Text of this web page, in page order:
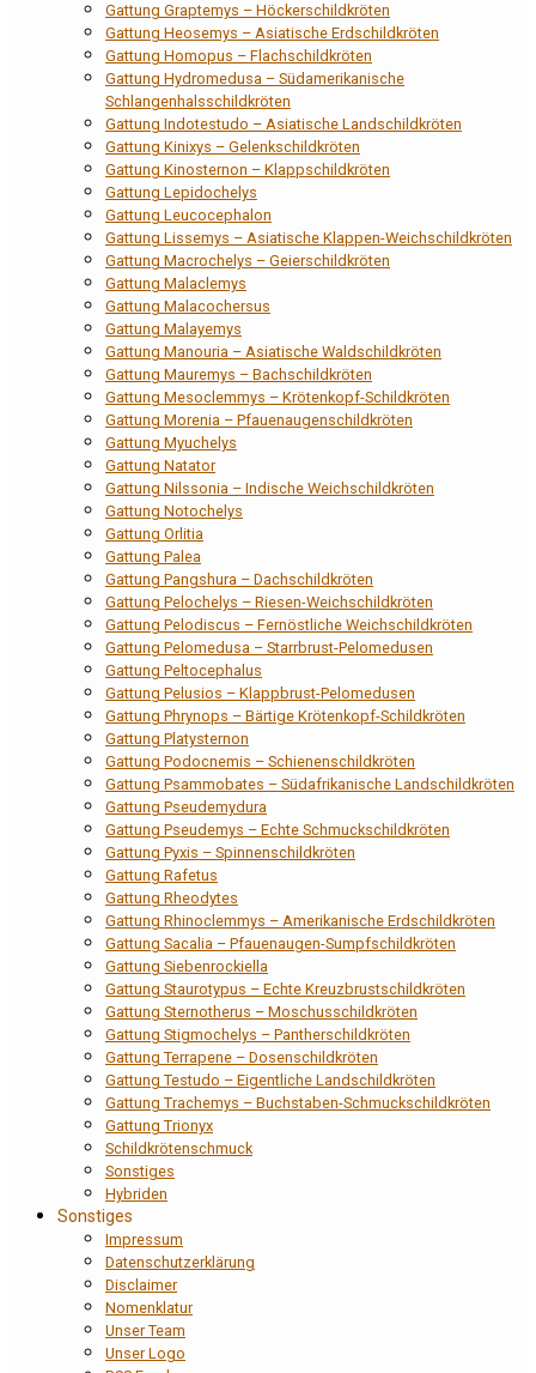
Gattung Graptemys – Höckerschildkröten
Gattung Heosemys – Asiatische Erdschildkröten
Gattung Homopus – Flachschildkröten
Gattung Hydromedusa – Südamerikanische
Schlangenhalsschildkröten
Gattung Indotestudo – Asiatische Landschildkröten
Gattung Kinixys – Gelenkschildkröten
Gattung Kinosternon – Klappschildkröten
Gattung Lepidochelys
Gattung Leucocephalon
Gattung Lissemys – Asiatische Klappen-Weichschildkröten
Gattung Macrochelys – Geierschildkröten
Gattung Malaclemys
Gattung Malacochersus
Gattung Malayemys
Gattung Manouria – Asiatische Waldschildkröten
Gattung Mauremys – Bachschildkröten
Gattung Mesoclemmys – Krötenkopf-Schildkröten
Gattung Morenia – Pfauenaugenschildkröten
Gattung Myuchelys
Gattung Natator
Gattung Nilssonia – Indische Weichschildkröten
Gattung Notochelys
Gattung Orlitia
Gattung Palea
Gattung Pangshura – Dachschildkröten
Gattung Pelochelys – Riesen-Weichschildkröten
Gattung Pelodiscus – Fernöstliche Weichschildkröten
Gattung Pelomedusa – Starrbrust-Pelomedusen
Gattung Peltocephalus
Gattung Pelusios – Klappbrust-Pelomedusen
Gattung Phrynops – Bärtige Krötenkopf-Schildkröten
Gattung Platysternon
Gattung Podocnemis – Schienenschildkröten
Gattung Psammobates – Südafrikanische Landschildkröten
Gattung Pseudemydura
Gattung Pseudemys – Echte Schmuckschildkröten
Gattung Pyxis – Spinnenschildkröten
Gattung Rafetus
Gattung Rheodytes
Gattung Rhinoclemmys – Amerikanische Erdschildkröten
Gattung Sacalia – Pfauenaugen-Sumpfschildkröten
Gattung Siebenrockiella
Gattung Staurotypus – Echte Kreuzbrustschildkröten
Gattung Sternotherus – Moschusschildkröten
Gattung Stigmochelys – Pantherschildkröten
Gattung Terrapene – Dosenschildkröten
Gattung Testudo – Eigentliche Landschildkröten
Gattung Trachemys – Buchstaben-Schmuckschildkröten
Gattung Trionyx
Schildkrötenschmuck
Sonstiges
Hybriden
Sonstiges
Impressum
Datenschutzerklärung
Disclaimer
Nomenklatur
Unser Team
Unser Logo